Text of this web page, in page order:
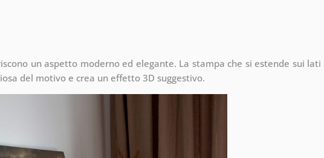
un aspetto moderno ed elegante. La stampa che si estende sui lati
del motivo e crea un effetto 3D suggestivo.